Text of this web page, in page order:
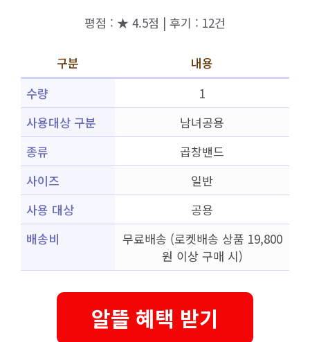
평점 : ★ 4.5점 | 후기 : 12건
구분
내용
수량
1
사용대상 구분
남녀공용
종류
곱창밴드
사이즈
일반
사용 대상
공용
배송비
무료배송 (로켓배송 상품 19,800
원 이상 구매 시)
알뜰 혜택 받기